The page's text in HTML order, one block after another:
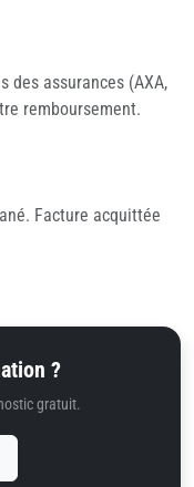
des assurances (AXA,
remboursement.
Facture acquittée
?
gratuit.